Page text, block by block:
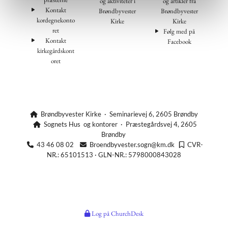
Kontakt
kordegnekonto
ret
Kontakt
kirkegårdskont
oret
Brøndbyvester
Kirke
Brøndbyvester
Kirke
Følg med på
Facebook
 Brøndbyvester Kirke · Seminarievej 6, 2605 Brøndby
Sognets Hus og kontorer · Præstegårdsvej 4, 2605
Brøndby
43 46 08 02 Broendbyvester.sogn@km.dk CVR-
NR.: 65101513 · GLN-NR.: 5798000843028
Log på ChurchDesk